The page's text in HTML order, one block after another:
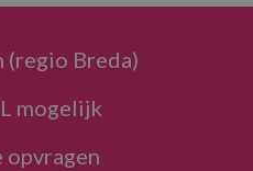
(regio Breda)
mogelijk